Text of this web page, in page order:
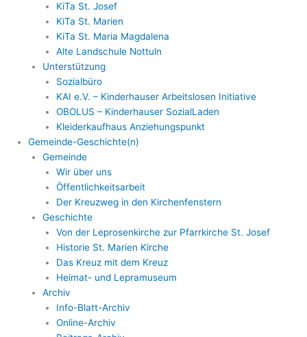
KiTa St. Josef
KiTa St. Marien
KiTa St. Maria Magdalena
Alte Landschule Nottuln
Unterstützung
Sozialbüro
KAI e.V. – Kinderhauser Arbeitslosen Initiative
OBOLUS – Kinderhauser SozialLaden
Kleiderkaufhaus Anziehungspunkt
Gemeinde-Geschichte(n)
Gemeinde
Wir über uns
Öffentlichkeitsarbeit
Der Kreuzweg in den Kirchenfenstern
Geschichte
Von der Leprosenkirche zur Pfarrkirche St. Josef
Historie St. Marien Kirche
Das Kreuz mit dem Kreuz
Heimat- und Lepramuseum
Archiv
Info-Blatt-Archiv
Online-Archiv